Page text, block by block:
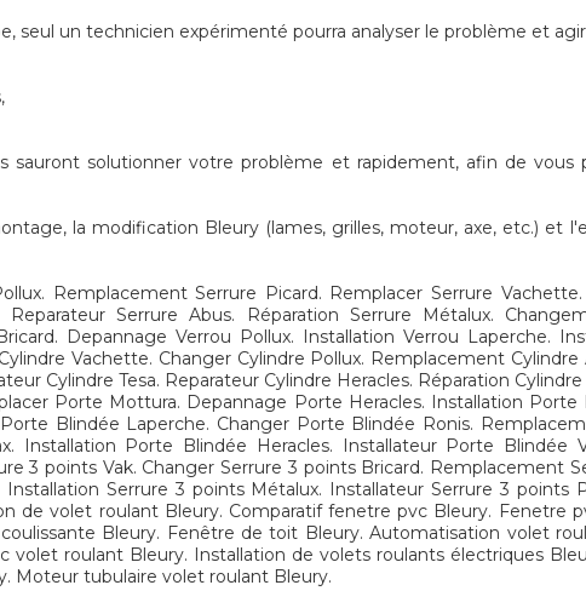
seul un technicien expérimenté pourra analyser le problème et
sauront solutionner votre problème et rapidement, afin de
la modification Bleury (lames, grilles, moteur, axe, etc.) et
Remplacement Serrure Picard. Remplacer Serrure
Serrure Abus. Réparation Serrure Métalux.
Depannage Verrou Pollux. Installation Verrou Laperche.
Vachette. Changer Cylindre Pollux. Remplacement
Cylindre Tesa. Reparateur Cylindre Heracles. Réparation
Porte Mottura. Depannage Porte Heracles. Installation
Blindée Laperche. Changer Porte Blindée Ronis.
Installation Porte Blindée Heracles. Installateur Porte Blindée
3 points Vak. Changer Serrure 3 points Bricard. Remplacement
Serrure 3 points Métalux. Installateur Serrure 3 points
de volet roulant Bleury. Comparatif fenetre pvc Bleury. Fenetre
Bleury. Fenêtre de toit Bleury. Automatisation volet
roulant Bleury. Installation de volets roulants électriques
Moteur tubulaire volet roulant Bleury.